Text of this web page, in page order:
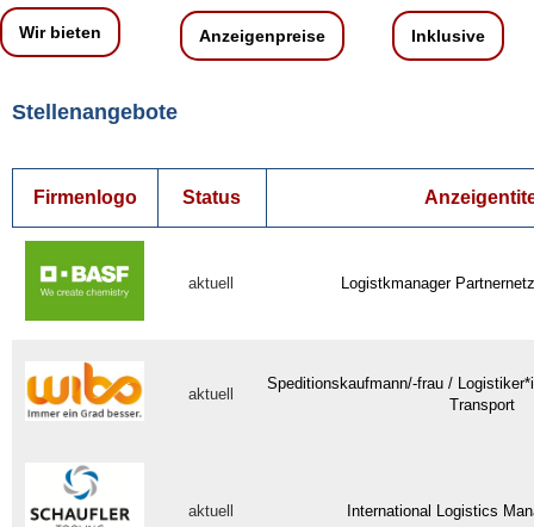
Wir bieten Anzeigenpreise Inklusive
Stellenangebote
Firmenlogo Status
aktuell Logistkmanager
aktuell
Speditionskaufmann/-frau /
Transport
aktuell International Logistics